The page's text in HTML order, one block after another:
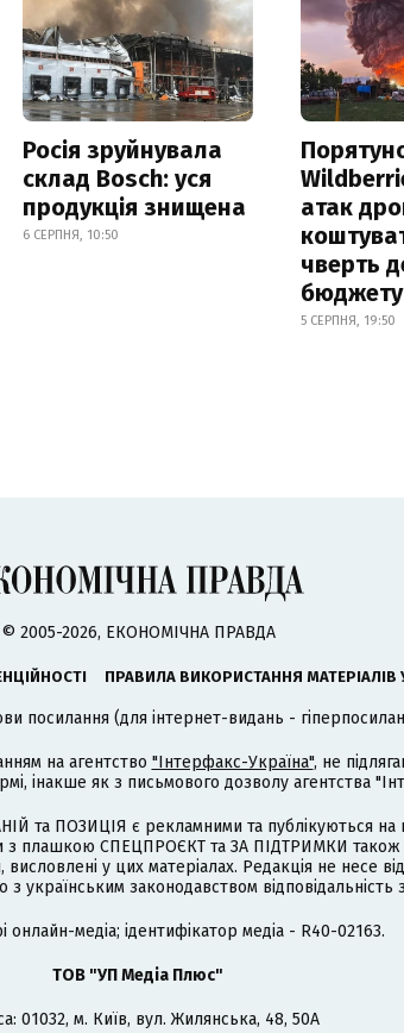
Росія зруйнувала
склад Bosch: уся
продукція знищена
6 СЕРПНЯ, 10:50
атак
чверть
5 СЕРПНЯ, 19:50
© 2005-2026, ЕКОНОМІЧНА ПРАВДА
ПРАВИЛА ВИКОРИСТАННЯ МАТЕРІАЛІВ
посилання (для інтернет-видань -
на агентство "Інтерфакс-Україна", не
інакше як з письмового дозволу агентства
та ПОЗИЦІЯ є рекламними та публікуються на
з плашкою СПЕЦПРОЄКТ та ЗА ПІДТРИМКИ
у цих матеріалах. Редакція не несе
українським законодавством
онлайн-медіа; ідентифікатор медіа - R40-02163.
ТОВ "УП Медіа Плюс"
01032, м. Київ, вул. Жилянська, 48, 50А